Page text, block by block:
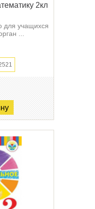
2кл
для учащихся
...